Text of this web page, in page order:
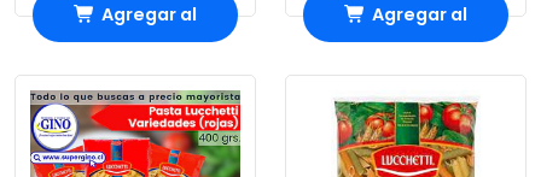
Agregar al Agregar al